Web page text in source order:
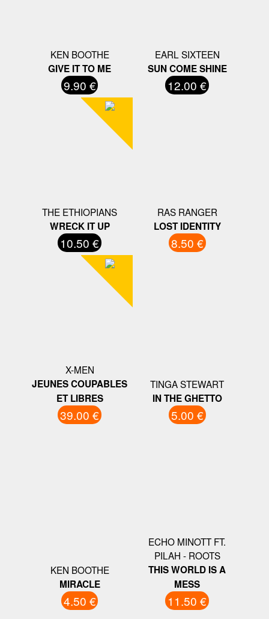
KEN BOOTHE
GIVE IT TO ME
9.90 €
EARL SIXTEEN
SUN COME SHINE
12.00 €
THE ETHIOPIANS
WRECK IT UP
10.50 €
RAS RANGER
LOST IDENTITY
8.50 €
X-MEN
JEUNES COUPABLES
ET LIBRES
39.00 €
TINGA STEWART
IN THE GHETTO
5.00 €
KEN BOOTHE
MIRACLE
4.50 €
ECHO MINOTT FT.
PILAH - ROOTS
THIS WORLD IS A
MESS
11.50 €